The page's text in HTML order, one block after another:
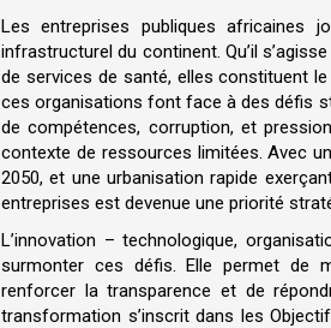
Les entreprises publiques africaines
infrastructurel du continent. Qu’il
de services de santé, elles constituent
ces organisations font face à des défis
de compétences, corruption, et
contexte de ressources limitées. Avec
2050, et une urbanisation rapide
entreprises est devenue une priorité
L’innovation – technologique,
surmonter ces défis. Elle permet de
renforcer la transparence et de
transformation s’inscrit dans les